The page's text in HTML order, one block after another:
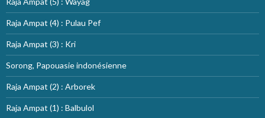
Raja Ampat (4) : Pulau Pef
Raja Ampat (3) : Kri
Sorong, Papouasie indonésienne
Raja Ampat (2) : Arborek
Raja Ampat (1) : Balbulol